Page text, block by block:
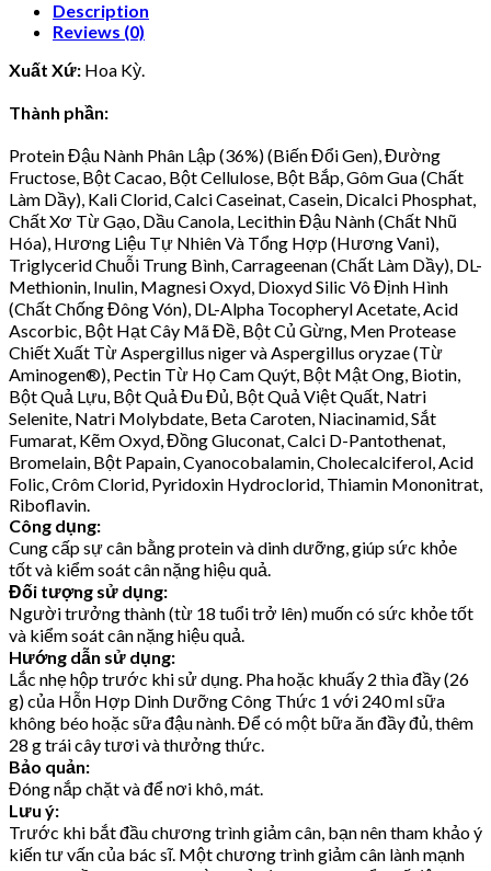
F
1
Hương
Cô
herbaliife
quantity
Description
Reviews (0)
Xuất Xứ: Hoa Kỳ.
Thành phần:
Protein Đậu Nành Phân Lập (36%) (Biến Đổi Gen), Đường
Fructose, Bột Cacao, Bột Cellulose, Bột Bắp, Gôm Gua (Chất
Làm Dầy), Kali Clorid, Calci Caseinat, Casein, Dicalci Phosphat,
Chất Xơ Từ Gạo, Dầu Canola, Lecithin Đậu Nành (Chất Nhũ
Hóa), Hương Liệu Tự Nhiên Và Tổng Hợp (Hương Vani),
Triglycerid Chuỗi Trung Bình, Carrageenan (Chất Làm Dầy), DL-
Methionin, Inulin, Magnesi Oxyd, Dioxyd Silic Vô Định Hình
(Chất Chống Đông Vón), DL-Alpha Tocopheryl Acetate, Acid
Ascorbic, Bột Hạt Cây Mã Đề, Bột Củ Gừng, Men Protease
Chiết Xuất Từ Aspergillus niger và Aspergillus oryzae (Từ
Aminogen®), Pectin Từ Họ Cam Quýt, Bột Mật Ong, Biotin,
Bột Quả Lựu, Bột Quả Đu Đủ, Bột Quả Việt Quất, Natri
Selenite, Natri Molybdate, Beta Caroten, Niacinamid, Sắt
Fumarat, Kẽm Oxyd, Đồng Gluconat, Calci D-Pantothenat,
Bromelain, Bột Papain, Cyanocobalamin, Cholecalciferol, Acid
Folic, Crôm Clorid, Pyridoxin Hydroclorid, Thiamin Mononitrat,
Riboflavin.
Công dụng:
Cung cấp sự cân bằng protein và dinh dưỡng, giúp sức khỏe
tốt và kiểm soát cân nặng hiệu quả.
Đối tượng sử dụng:
Người trưởng thành (từ 18 tuổi trở lên) muốn có sức khỏe tốt
và kiểm soát cân nặng hiệu quả.
Hướng dẫn sử dụng:
Lắc nhẹ hộp trước khi sử dụng. Pha hoặc khuấy 2 thìa đầy (26
g) của Hỗn Hợp Dinh Dưỡng Công Thức 1 với 240 ml sữa
không béo hoặc sữa đậu nành. Để có một bữa ăn đầy đủ, thêm
28 g trái cây tươi và thưởng thức.
Bảo quản:
Đóng nắp chặt và để nơi khô, mát.
Lưu ý:
Trước khi bắt đầu chương trình giảm cân, bạn nên tham khảo ý
kiến tư vấn của bác sĩ. Một chương trình giảm cân lành mạnh